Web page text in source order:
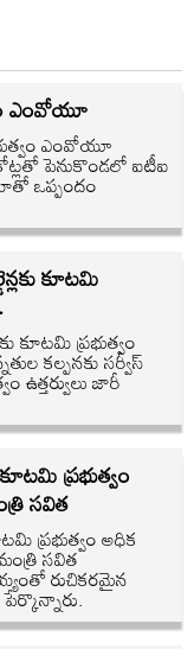
ఎంవోయూ
ఎంవోయూ
కోట్లతో పెనుకొండలో ఐటీఐ
ఒప్పందం
కూటమి
కూటమి ప్రభుత్వం
కల్పనకు సర్వీస్
ఉత్తర్వులు జారీ
ప్రభుత్వం
సవిత
ప్రభుత్వం అధిక
సవిత
రుచికరమైన